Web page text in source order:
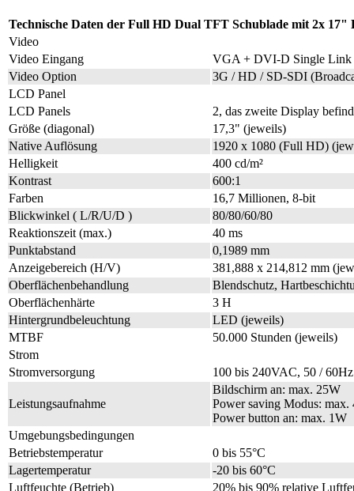
Technische Daten der Full HD Dual TFT Schublade mit 2x
Video
Video Eingang
VGA + DVI-D Single Link
Video Option
3G / HD / SD-SDI
LCD Panel
LCD Panels
2, das zweite Display
Größe (diagonal)
17,3" (jeweils)
Native Auflösung
1920 x 1080 (Full HD)
Helligkeit
400 cd/m²
Kontrast
600:1
Farben
16,7 Millionen, 8-bit
Blickwinkel ( L/R/U/D )
80/80/60/80
Reaktionszeit (max.)
40 ms
Punktabstand
0,1989 mm
Anzeigebereich (H/V)
381,888 x 214,812 mm
Oberflächenbehandlung
Blendschutz,
Oberflächenhärte
3 H
Hintergrundbeleuchtung
LED (jeweils)
MTBF
50.000 Stunden (jeweils)
Strom
Stromversorgung
100 bis 240VAC, 50 /
Leistungsaufnahme
Bildschirm an: max. 25W
Power saving Modus: max.
Power button an: max. 1W
Umgebungsbedingungen
Betriebstemperatur
0 bis 55°C
Lagertemperatur
-20 bis 60°C
Luftfeuchte (Betrieb)
20% bis 90% relative